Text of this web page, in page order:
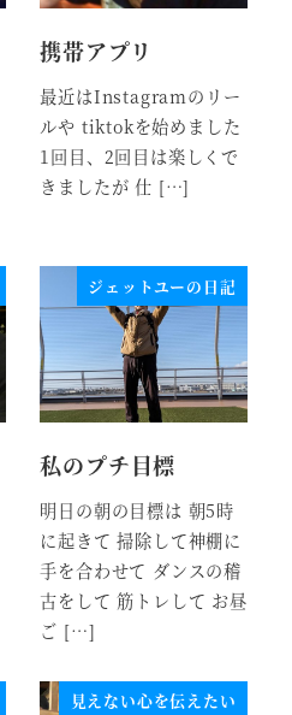
携帯アプリ
最近はInstagramのリー
ルや tiktokを始めました
1回目、2回目は楽しくで
きましたが 仕 […]
ジェットユーの日記
私のプチ目標
明日の朝の目標は 朝5時
に起きて 掃除して神棚に
手を合わせて ダンスの稽
古をして 筋トレして お昼
ご […]
見えない心を伝えたい